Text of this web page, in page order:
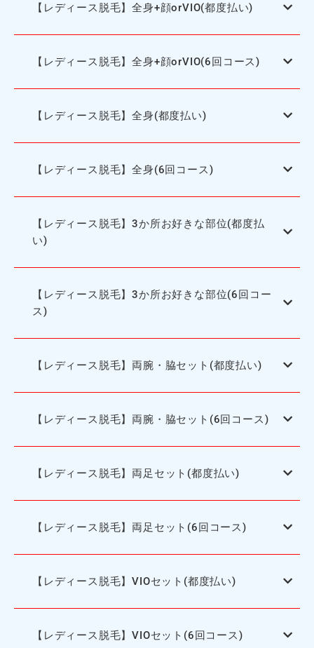
【レディース脱毛】全身+顔orVIO(都度払い)
【レディース脱毛】全身+顔orVIO(6回コース)
【レディース脱毛】全身(都度払い)
【レディース脱毛】全身(6回コース)
【レディース脱毛】3か所お好きな部位(都度払
い)
【レディース脱毛】3か所お好きな部位(6回コー
ス)
【レディース脱毛】両腕・脇セット(都度払い)
【レディース脱毛】両腕・脇セット(6回コース)
【レディース脱毛】両足セット(都度払い)
【レディース脱毛】両足セット(6回コース)
【レディース脱毛】VIOセット(都度払い)
【レディース脱毛】VIOセット(6回コース)